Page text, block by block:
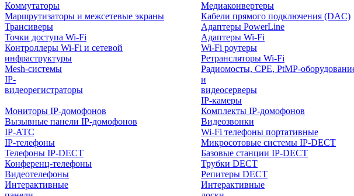
Коммутаторы
Маршрутизаторы и межсетевые экраны
Трансиверы
Медиаконвертеры
Кабели прямого подключения (DAC)
Адаптеры PowerLine
Точки доступа Wi-Fi
Контроллеры Wi-Fi и сетевой
инфраструктуры
Mesh-системы
Адаптеры Wi-Fi
Wi-Fi роутеры
Ретрансляторы Wi-Fi
Радиомосты, CPE, PtMP-
IP-
видеорегистраторы
и
видеосерверы
IP-камеры
Мониторы IP-домофонов
Вызывные панели IP-домофонов
Комплекты IP-домофонов
Видеозвонки
IP-АТС
IP-телефоны
Телефоны IP-DECT
Конференц-телефоны
Видеотелефоны
Wi-Fi телефоны портативные
Микросотовые системы IP-DECT
Базовые станции IP-DECT
Трубки DECT
Репитеры DECT
Интерактивные
Интерактивные